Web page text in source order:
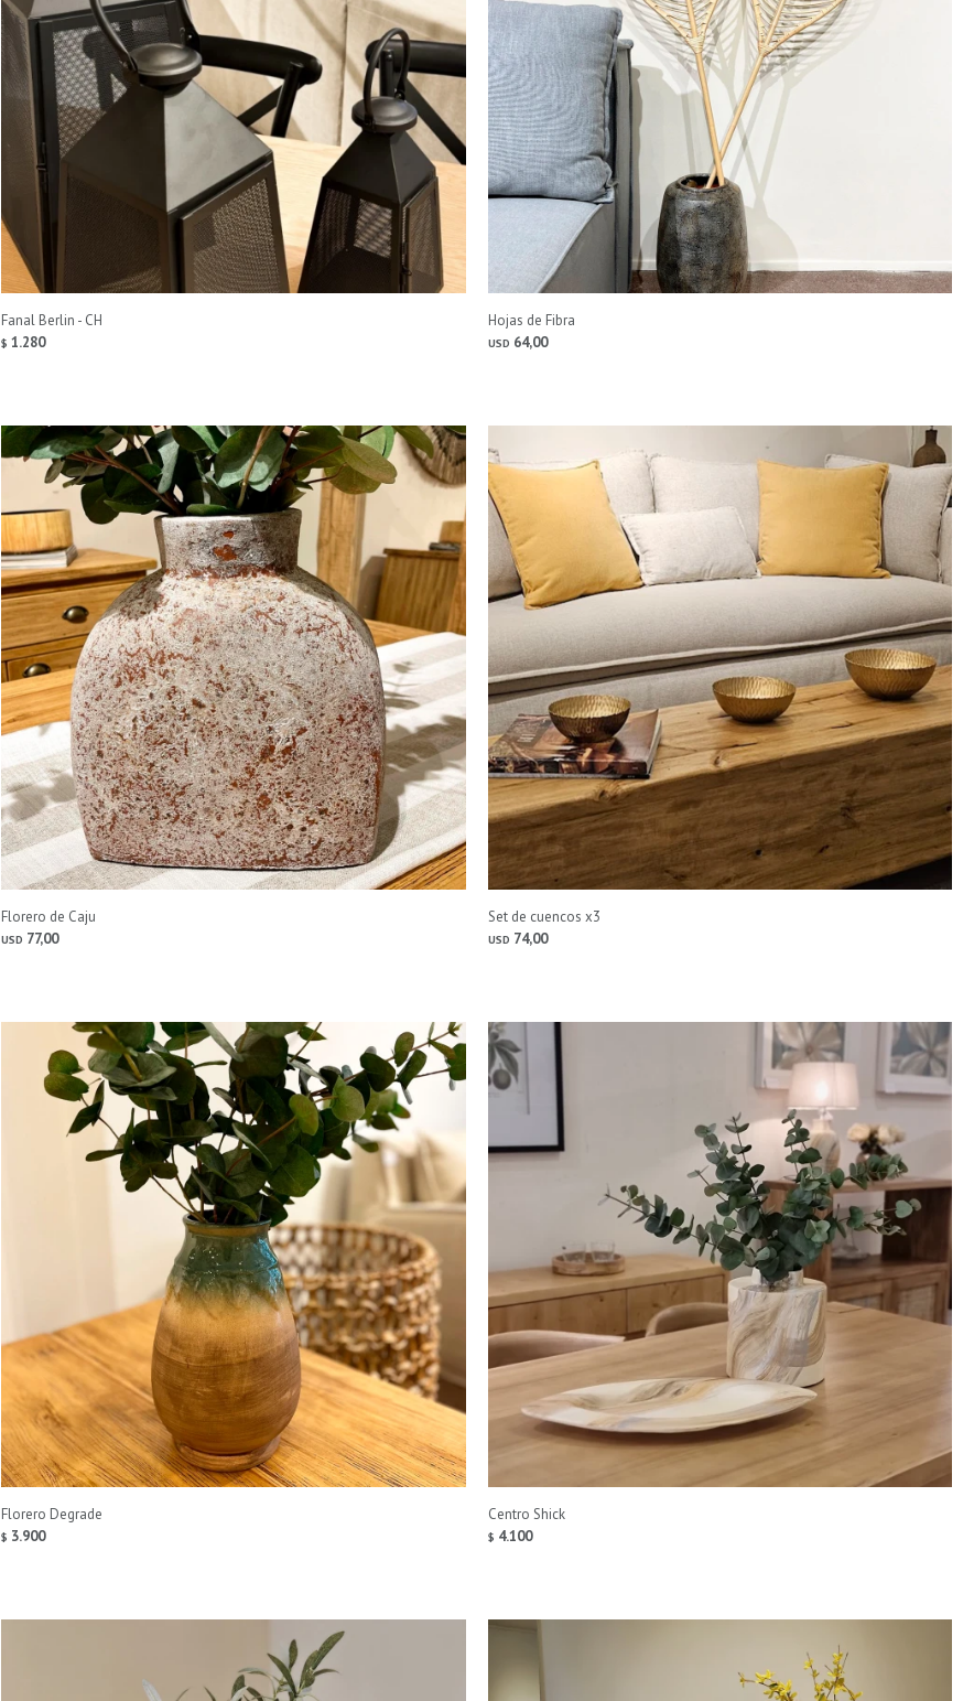
Fanal Berlin - CH
$ 1.280
Hojas de Fibra
USD 64,00
Florero de Caju
USD 77,00
Set de cuencos x3
USD 74,00
Florero Degrade
$ 3.900
Centro Shick
$ 4.100